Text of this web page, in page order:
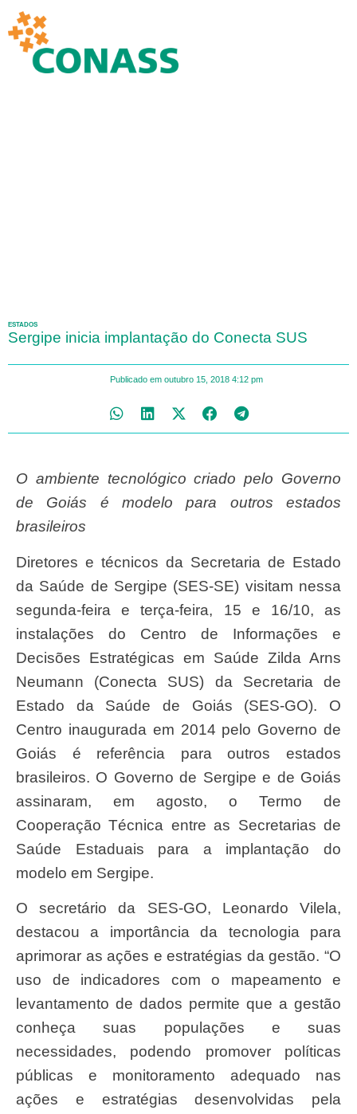
ESTADOS
Sergipe inicia implantação do Conecta SUS
Publicado em outubro 15, 2018 4:12 pm
O ambiente tecnológico criado pelo Governo
de Goiás é modelo para outros estados
brasileiros
Diretores e técnicos da Secretaria de Estado
da Saúde de Sergipe (SES-SE) visitam nessa
segunda-feira e terça-feira, 15 e 16/10, as
instalações do Centro de Informações e
Decisões Estratégicas em Saúde Zilda Arns
Neumann (Conecta SUS) da Secretaria de
Estado da Saúde de Goiás (SES-GO). O
Centro inaugurada em 2014 pelo Governo de
Goiás é referência para outros estados
brasileiros. O Governo de Sergipe e de Goiás
assinaram, em agosto, o Termo de
Cooperação Técnica entre as Secretarias de
Saúde Estaduais para a implantação do
modelo em Sergipe.
O secretário da SES-GO, Leonardo Vilela,
destacou a importância da tecnologia para
aprimorar as ações e estratégias da gestão. “O
uso de indicadores com o mapeamento e
levantamento de dados permite que a gestão
conheça suas populações e suas
necessidades, podendo promover políticas
públicas e monitoramento adequado nas
ações e estratégias desenvolvidas pela